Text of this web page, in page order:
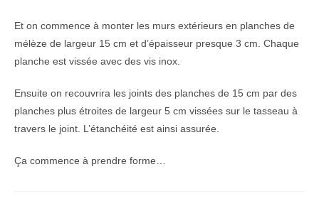
Et on commence à monter les murs extérieurs en planches de
mélèze de largeur 15 cm et d’épaisseur presque 3 cm. Chaque
planche est vissée avec des vis inox.
Ensuite on recouvrira les joints des planches de 15 cm par des
planches plus étroites de largeur 5 cm vissées sur le tasseau à
travers le joint. L’étanchéité est ainsi assurée.
Ça commence à prendre forme…